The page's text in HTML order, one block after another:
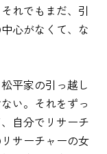
れでもまだ、引
心がなくて、な
平家の引っ越し
い。それをずっ
自分でリサーチ
サーチャーの女